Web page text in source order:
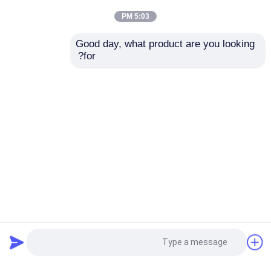
اختبار دينامومتر المحرك
مقياس عزم الدوران الرقمي
SSCD350-1800-4000
SSCD560-1800-4000
نظام اختبار مقاعد
Technology(Luoyang)Co.,Ltd. All Rights
5:03 PM
Good day, what product are you looking
for?